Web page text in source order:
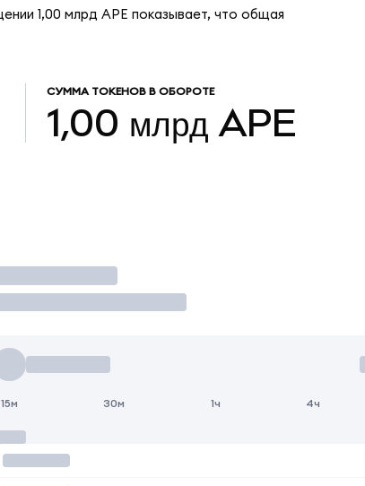
1,00 млрд APE показывает, что общая
СУММА ТОКЕНОВ В ОБОРОТЕ
1,00 млрд APE
15м 30м 1ч 4ч